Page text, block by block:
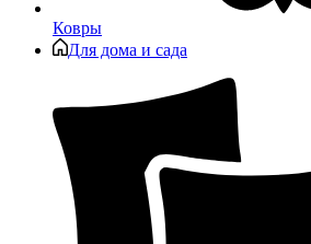
Ковры
Для дома и сада